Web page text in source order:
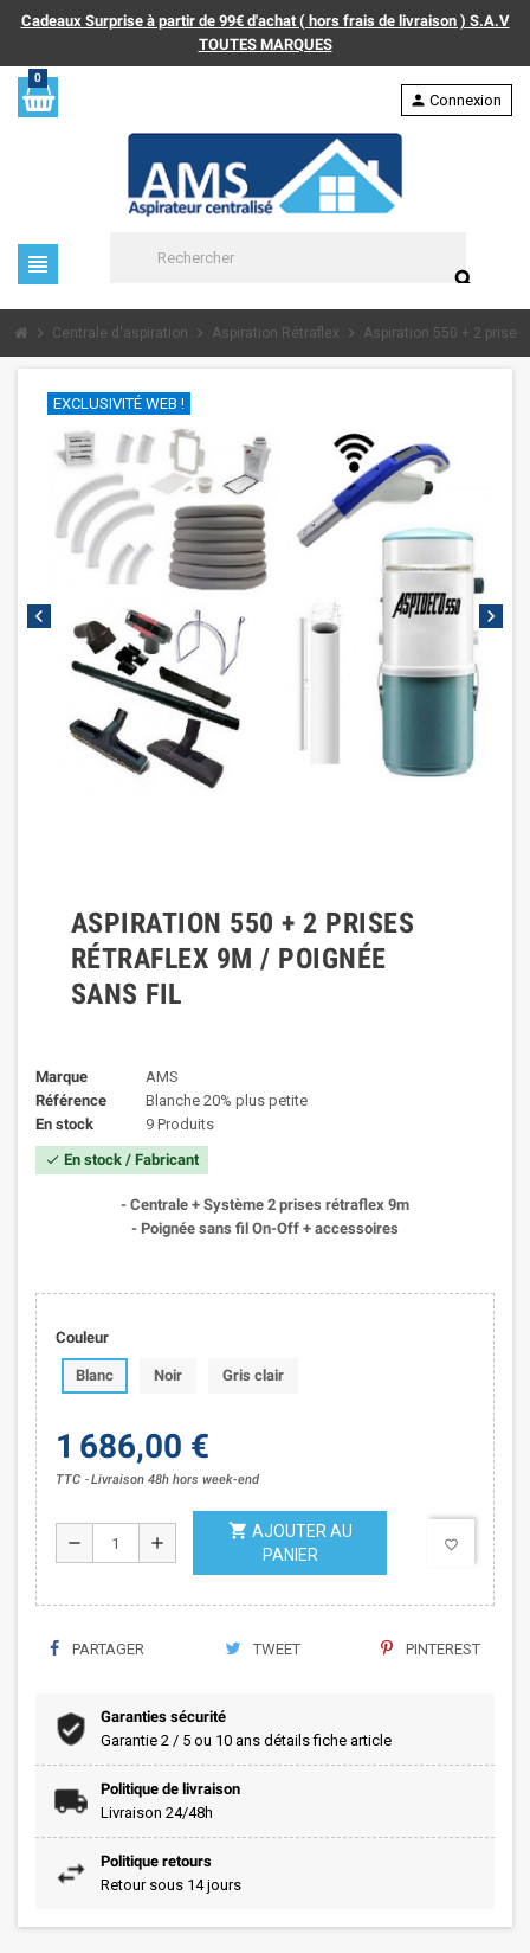
Cadeaux Surprise à partir de 99€ d'achat ( hors frais de livraison ) S.A.V
TOUTES MARQUES
0
view_headline
search
person Connexion
chevron_right Centrale d'aspiration chevron_right Aspiration Rétraflex chevron_right Aspiration 550 + 2
chevron_left chevron_right
EXCLUSIVITÉ WEB !
ASPIRATION 550 + 2 PRISES
RÉTRAFLEX 9M / POIGNÉE
SANS FIL
Marque
AMS
Référence
Blanche 20% plus petite
En stock
9 Produits
check En stock / Fabricant
- Centrale + Système 2 prises rétraflex 9m
- Poignée sans fil On-Off + accessoires
Couleur
Blanc Noir Gris clair
1 686,00 €
TTC Livraison 48h hors week-end
remove add
shopping_cart AJOUTER AU
PANIER
favorite_border
PARTAGER TWEET PINTEREST
Garanties sécurité
Garantie 2 / 5 ou 10 ans détails fiche article
Politique de livraison
Livraison 24/48h
Politique retours
Retour sous 14 jours